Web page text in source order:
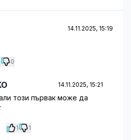
14.11.2025, 15:19
0
14.11.2025, 15:21
този първак може да
1 1